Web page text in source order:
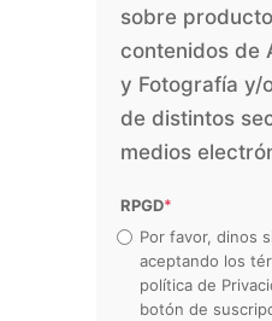
sobre
contenidos de
y Fotografía y/
de distintos
medios
RPGD*
Por favor, dinos
aceptando los
política de
botón de